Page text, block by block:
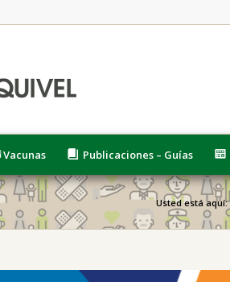
Vacunas Publicaciones – Guías
Usted está aquí: